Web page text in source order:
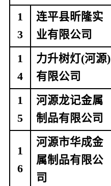
1
3
连平县昕隆实
业有限公司
1
4
力升树灯 (河源)
有限公司
1
5
河源龙记金属
制品有限公司
1
6
河源市华成金
属制品有限公
司